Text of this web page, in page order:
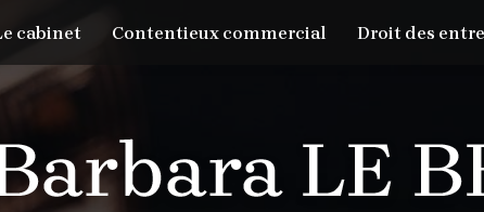
cabinet Contentieux commercial Droit des